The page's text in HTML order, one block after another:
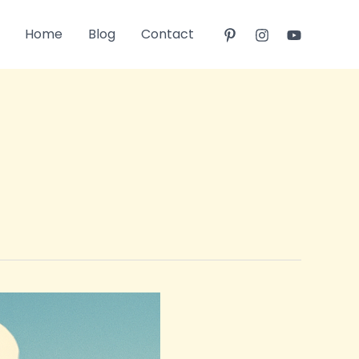
Home Blog Contact